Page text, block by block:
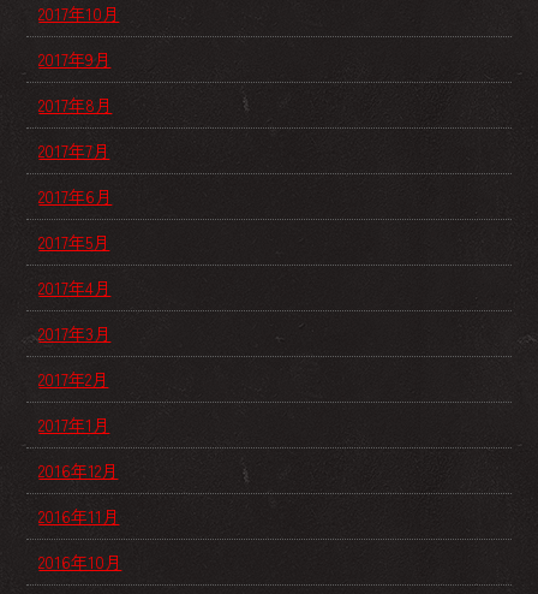
2017年10月
2017年9月
2017年8月
2017年7月
2017年6月
2017年5月
2017年4月
2017年3月
2017年2月
2017年1月
2016年12月
2016年11月
2016年10月